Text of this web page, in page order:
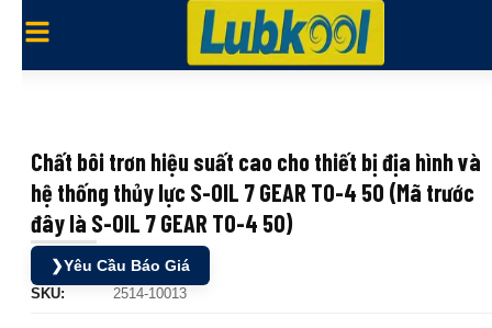
Chất bôi trơn hiệu suất cao cho thiết bị địa hình và
hệ thống thủy lực S-OIL 7 GEAR TO-4 50 (Mã trước
đây là S-OIL 7 GEAR TO-4 50)
❯Yêu Cầu Báo Giá
SKU: 2514-10013